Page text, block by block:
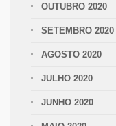
OUTUBRO 2020
SETEMBRO 2020
AGOSTO 2020
JULHO 2020
JUNHO 2020